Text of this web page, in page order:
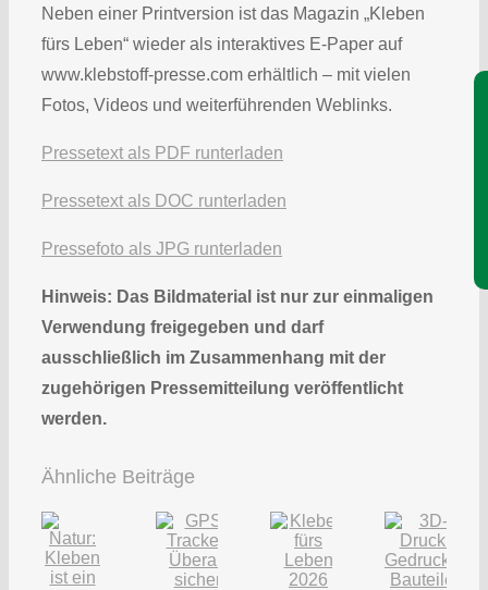
Neben einer Printversion ist das Magazin „Kleben
fürs Leben“ wieder als interaktives E-Paper auf
www.klebstoff-presse.com erhältlich – mit vielen
Fotos, Videos und weiterführenden Weblinks.
Pressetext als PDF runterladen
Pressetext als DOC runterladen
Pressefoto als JPG runterladen
Hinweis: Das Bildmaterial ist nur zur einmaligen
Verwendung freigegeben und darf
ausschließlich im Zusammenhang mit der
zugehörigen Pressemitteilung veröffentlicht
werden.
Ähnliche Beiträge